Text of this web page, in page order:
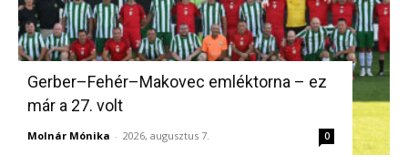
Gerber–Fehér–Makovec emléktorna – ez
már a 27. volt
Molnár Mónika - 2026, augusztus 7. 0